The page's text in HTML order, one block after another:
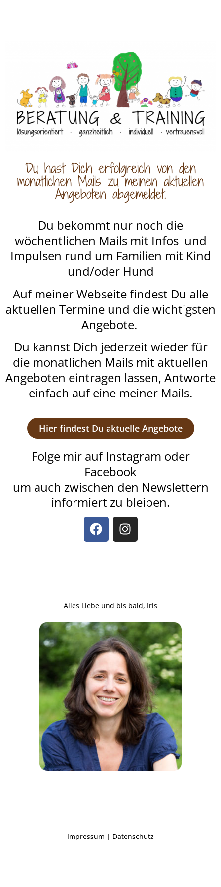
Du hast Dich erfolgreich von den
monatlichen Mails zu meinen aktuellen
Angeboten abgemeldet.
Du bekommt nur noch die
wöchentlichen Mails mit Infos und
Impulsen rund um Familien mit Kind
und/oder Hund
Auf meiner Webseite findest Du alle
aktuellen Termine und die wichtigsten
Angebote.
Du kannst Dich jederzeit wieder für
die monatlichen Mails mit aktuellen
Angeboten eintragen lassen, Antworte
einfach auf eine meiner Mails.
Hier findest Du aktuelle Angebote
Folge mir auf Instagram oder
Facebook
um auch zwischen den Newslettern
informiert zu bleiben.
Alles Liebe und bis bald, Iris
Impressum | Datenschutz